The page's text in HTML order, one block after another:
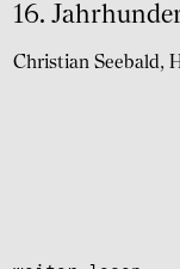
16.
Christian Seebald